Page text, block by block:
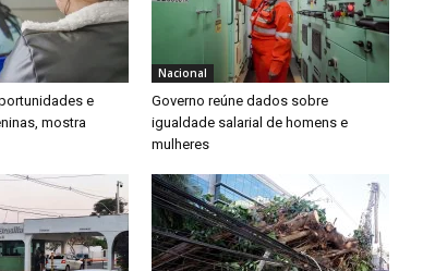
e
mostra
Nacional
Governo reúne dados sobre
igualdade salarial de homens e
mulheres